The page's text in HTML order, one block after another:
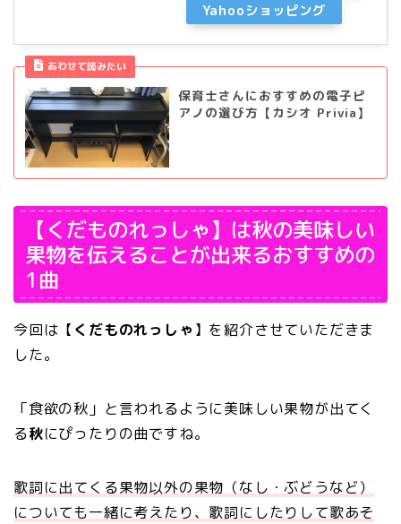
Yahooショッピング
あわせて読みたい
保育士さんにおすすめの電子ピ
アノの選び方【カシオ Privia】
【くだものれっしゃ】は秋の美味しい
果物を伝えることが出来るおすすめの
1曲
今回は【 くだものれっしゃ 】を紹介させていただきま
した。
「食欲の秋」と言われるように美味しい果物が出てく
る秋にぴったりの曲ですね。
歌詞に出てくる果物以外の果物（なし・ぶどうなど）
についても一緒に考えたり、歌詞にしたりして歌あそ